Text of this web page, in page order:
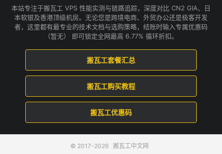
本站专注于搬瓦工 VPS 性能实测与链路追踪，深度对比 CN2 GIA、日
本软银及香港顶级机房。无论您是跨境电商、外贸办公还是极客开发
者，这里都有最专业的技术文档与选购策略，结账时输入专属优惠码
（暂无） 即可锁定全网最高 6.77% 循环折扣。
搬瓦工套餐汇总
搬瓦工购买教程
搬瓦工优惠码
© 2017-2026 搬瓦工中文网